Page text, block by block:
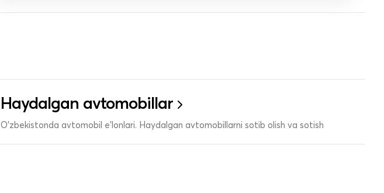
Haydalgan avtomobillar
O'zbekistonda avtomobil e’lonlari. Haydalgan avtomobillarni sotib olish va sotish